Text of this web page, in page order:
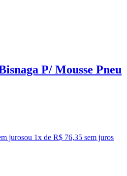
P/ Mousse Pneu
jurosou 1x de R$ 76,35 sem juros